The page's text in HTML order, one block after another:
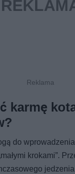
karmę
do
krokami”.